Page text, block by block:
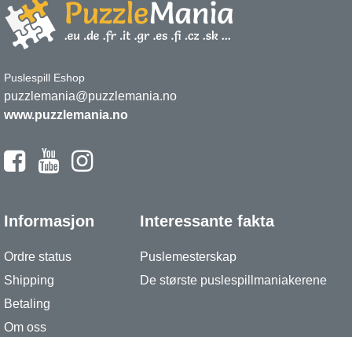
Puslespill Eshop
puzzlemania@puzzlemania.no
www.puzzlemania.no
Informasjon
Ordre status
Shipping
Betaling
Om oss
Interessante fakta
Puslemesterskap
De største puslespillmaniakerene